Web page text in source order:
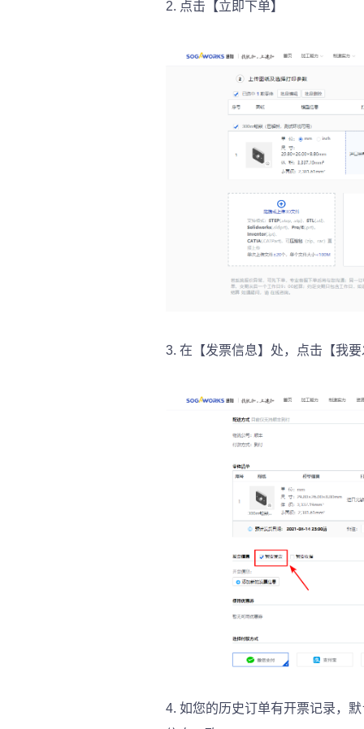
2. 点击【立即下单】
3. 在【发票信息】处，点击【我
4. 如您的历史订单有开票记录，